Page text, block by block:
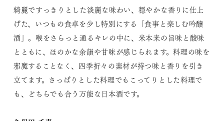
綺麗ですっきりとした淡麗な味わい、穏やかな香りに仕上
げた、いつもの食卓を少し特別にする「食事と楽しむ吟醸
酒」。喉をさらっと通るキレの中に、米本来の旨味と酸味
とともに、ほのかな余韻や甘味が感じられます。料理の味を
邪魔することなく、四季折々の素材が持つ味と香りを引き
立てます。さっぱりとした料理でもこってりとした料理で
も、どちらでも合う万能な日本酒です。